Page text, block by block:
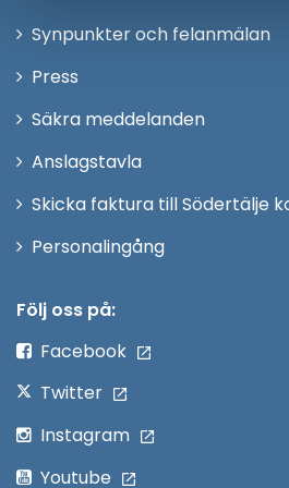
Synpunkter och felanmälan
Press
fönster
Säkra meddelanden
Anslagstavla
Skicka faktura till Södertälje
PersonalingångÖppna
Följ oss på:
Facebook
Twitter
Instagram
Youtube